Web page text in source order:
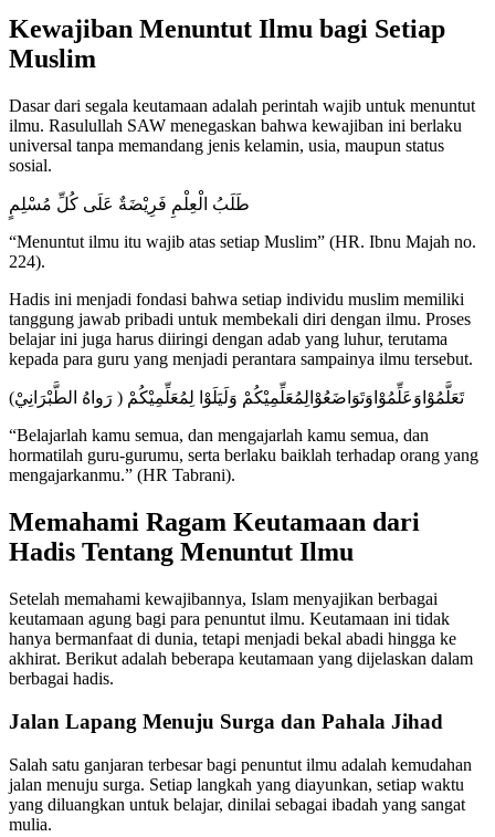
Kewajiban Menuntut Ilmu bagi Setiap
Muslim
Dasar dari segala keutamaan adalah perintah wajib untuk menuntut
ilmu. Rasulullah SAW menegaskan bahwa kewajiban ini berlaku
universal tanpa memandang jenis kelamin, usia, maupun status
sosial.
طَلَبُ الْعِلْمِ فَرِيْضَةٌ عَلَى كُلِّ مُسْلِمٍ
“Menuntut ilmu itu wajib atas setiap Muslim” (HR. Ibnu Majah no.
224).
Hadis ini menjadi fondasi bahwa setiap individu muslim memiliki
tanggung jawab pribadi untuk membekali diri dengan ilmu. Proses
belajar ini juga harus diiringi dengan adab yang luhur, terutama
kepada para guru yang menjadi perantara sampainya ilmu tersebut.
تَعَلَّمُوْاوَعَلِّمُوْاوَتَوَاضَعُوْالِمُعَلِّمِيْكُمْ وَلَيَلَوْا لِمُعَلِّمِيْكُمْ ( رَواهُ الطَّبْرَانِيْ)
“Belajarlah kamu semua, dan mengajarlah kamu semua, dan
hormatilah guru-gurumu, serta berlaku baiklah terhadap orang yang
mengajarkanmu.” (HR Tabrani).
Memahami Ragam Keutamaan dari
Hadis Tentang Menuntut Ilmu
Setelah memahami kewajibannya, Islam menyajikan berbagai
keutamaan agung bagi para penuntut ilmu. Keutamaan ini tidak
hanya bermanfaat di dunia, tetapi menjadi bekal abadi hingga ke
akhirat. Berikut adalah beberapa keutamaan yang dijelaskan dalam
berbagai hadis.
Jalan Lapang Menuju Surga dan Pahala Jihad
Salah satu ganjaran terbesar bagi penuntut ilmu adalah kemudahan
jalan menuju surga. Setiap langkah yang diayunkan, setiap waktu
yang diluangkan untuk belajar, dinilai sebagai ibadah yang sangat
mulia.